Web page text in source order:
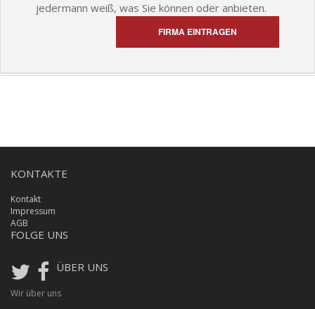
jedermann weiß, was Sie können oder anbieten.
FIRMA EINTRAGEN
KONTAKTE
Kontakt
Impressum
AGB
FOLGE UNS
ÜBER UNS
Wir über uns